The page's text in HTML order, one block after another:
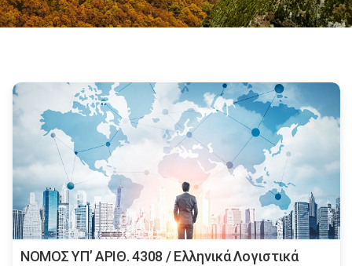
NOMOΣ ΥΠ’ ΑΡΙΘ. 4308 / Eλληνικά Λογιστικά